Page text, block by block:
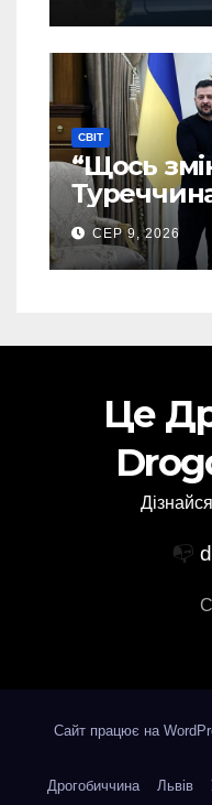
СВІТ
“Щось
США
Україні
СЕР 9, 2026
Це
📭
Сайт працює на
Дрогобиччина Львів